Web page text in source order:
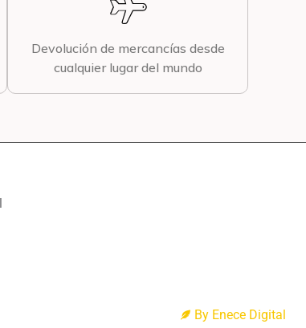
Devolución de mercancías desde
cualquier lugar del mundo
By Enece Digital